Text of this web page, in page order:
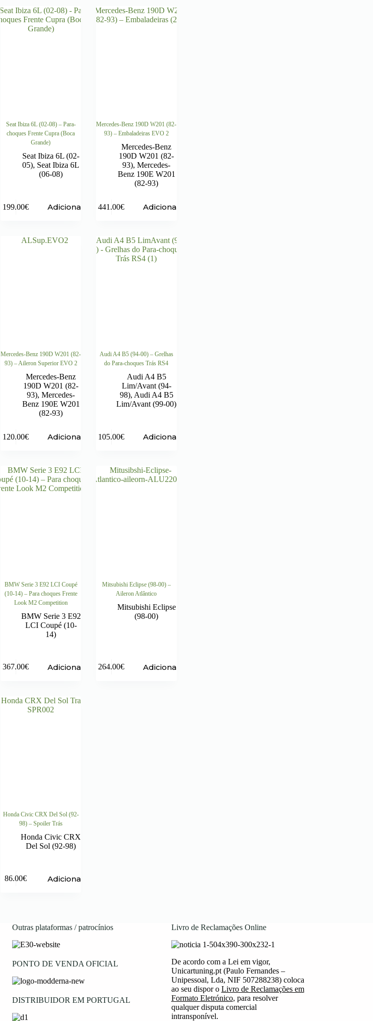
Seat Ibiza 6L (02-08) – Para-
choques Frente Cupra (Boca
Grande)
Seat Ibiza 6L (02-
05), Seat Ibiza 6L
(06-08)
199.00€ Adicionar
Mercedes-Benz 190D W201 (82-
93) – Embaladeiras EVO 2
Mercedes-Benz
190D W201 (82-
93),Mercedes-
Benz 190E W201
(82-93)
441.00€ Adicionar
Mercedes-Benz 190D W201 (82-
93) – Aileron Superior EVO 2
Mercedes-Benz
190D W201 (82-
93),Mercedes-
Benz 190E W201
(82-93)
120.00€ Adicionar
Audi A4 B5 (94-00) – Grelhas
do Para-choques Trás RS4
Audi A4 B5
Lim/Avant (94-
98), Audi A4 B5
Lim/Avant (99-00)
105.00€ Adicionar
BMW Serie 3 E92 LCI Coupé
(10-14) – Para choques Frente
Look M2 Competition
BMW Serie 3 E92
LCI Coupé (10-
14)
367.00€ Adicionar
Mitsubishi Eclipse (98-00) –
Aileron Atlântico
Mitsubishi Eclipse
(98-00)
264.00€ Adicionar
Honda Civic CRX Del Sol (92-
98) – Spoiler Trás
Honda Civic CRX
Del Sol (92-98)
86.00€ Adicionar
Outras plataformas / patrocínios
PONTO DE VENDA OFICIAL
DISTRIBUIDOR EM PORTUGAL
Livro de Reclamações Online
De acordo com a Lei em vigor,
Unicartuning.pt (Paulo Fernandes –
Unipessoal, Lda, NIF 507288238) coloca
ao seu dispor o Livro de Reclamações em
Formato Eletrónico, para resolver
qualquer disputa comercial
intransponível.